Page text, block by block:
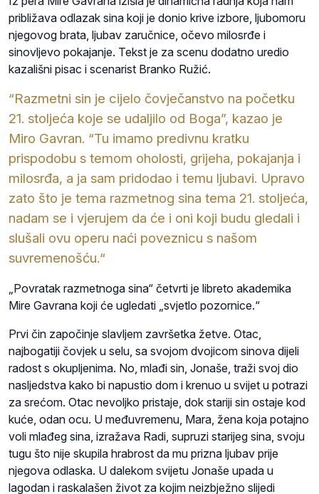
približava odlazak sina koji je donio krive izbore, ljubomoru
njegovog brata, ljubav zaručnice, očevo milosrđe i
sinovljevo pokajanje. Tekst je za scenu dodatno uredio
kazališni pisac i scenarist Branko Ružić.
“Razmetni sin je cijelo čovječanstvo na početku
21. stoljeća koje se udaljilo od Boga”, kazao je
Miro Gavran. “Tu imamo predivnu kratku
prispodobu s temom oholosti, grijeha, pokajanja i
milosrđa, a ja sam pridodao i temu ljubavi. Upravo
zato što je tema razmetnog sina tema 21. stoljeća,
nadam se i vjerujem da će i oni koji budu gledali i
slušali ovu operu naći poveznicu s našom
suvremenošću.“
„Povratak razmetnoga sina“ četvrti je libreto akademika
Mire Gavrana koji će ugledati „svjetlo pozornice.“
Prvi čin započinje slavljem završetka žetve. Otac,
najbogatiji čovjek u selu, sa svojom dvojicom sinova dijeli
radost s okupljenima. No, mlađi sin, Jonaše, traži svoj dio
nasljedstva kako bi napustio dom i krenuo u svijet u potrazi
za srećom. Otac nevoljko pristaje, dok stariji sin ostaje kod
kuće, odan ocu. U međuvremenu, Mara, žena koja potajno
voli mlađeg sina, izražava Radi, supruzi starijeg sina, svoju
tugu što nije skupila hrabrost da mu prizna ljubav prije
njegova odlaska. U dalekom svijetu Jonaše upada u
lagodan i raskalašen život za kojim neizbježno slijedi